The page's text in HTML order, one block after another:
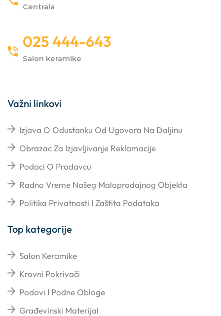
Centrala
025 444-643
Salon keramike
Važni linkovi
Izjava O Odustanku Od Ugovora Na Daljinu
Obrazac Za Izjavljivanje Reklamacije
Podaci O Prodavcu
Radno Vreme Našeg Maloprodajnog Objekta
Politika Privatnosti I Zaštita Podataka
Top kategorije
Salon Keramike
Krovni Pokrivači
Podovi I Podne Obloge
Građevinski Materijal